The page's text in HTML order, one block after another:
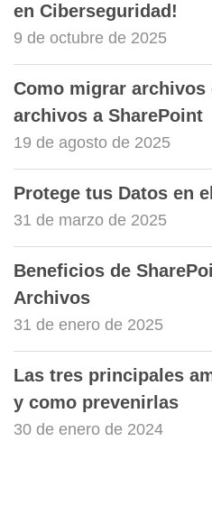
en Ciberseguridad!
9 de octubre de 2025
Como migrar
archivos a SharePoint
19 de agosto de 2025
Protege tus Datos en
31 de marzo de 2025
Beneficios de
Archivos
31 de enero de 2025
Las tres principales
y como prevenirlas
30 de enero de 2024